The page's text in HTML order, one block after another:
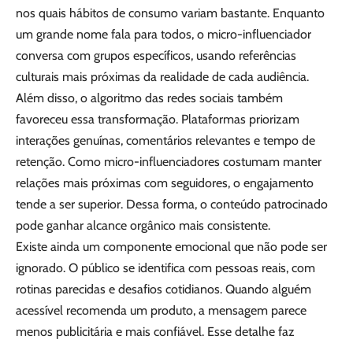
nos quais hábitos de consumo variam bastante. Enquanto
um grande nome fala para todos, o micro-influenciador
conversa com grupos específicos, usando referências
culturais mais próximas da realidade de cada audiência.
Além disso, o algoritmo das redes sociais também
favoreceu essa transformação. Plataformas priorizam
interações genuínas, comentários relevantes e tempo de
retenção. Como micro-influenciadores costumam manter
relações mais próximas com seguidores, o engajamento
tende a ser superior. Dessa forma, o conteúdo patrocinado
pode ganhar alcance orgânico mais consistente.
Existe ainda um componente emocional que não pode ser
ignorado. O público se identifica com pessoas reais, com
rotinas parecidas e desafios cotidianos. Quando alguém
acessível recomenda um produto, a mensagem parece
menos publicitária e mais confiável. Esse detalhe faz